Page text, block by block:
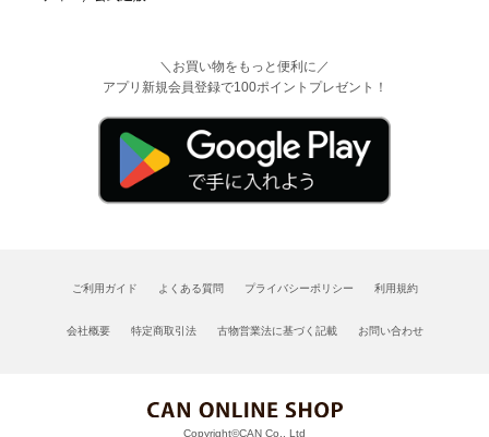
＼お買い物をもっと便利に／
アプリ新規会員登録で100ポイントプレゼント！
ご利用ガイド よくある質問 プライバシーポリシー 利用規約
会社概要 特定商取引法 古物営業法に基づく記載 お問い合わせ
Copyright©CAN Co., Ltd